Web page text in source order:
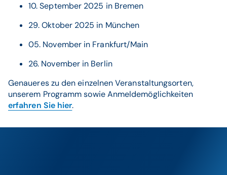
10. September 2025 in Bremen
29. Oktober 2025 in München
05. November in Frankfurt/Main
26. November in Berlin
Genaueres zu den einzelnen Veranstaltungsorten,
unserem Programm sowie Anmeldemöglichkeiten
erfahren Sie hier.